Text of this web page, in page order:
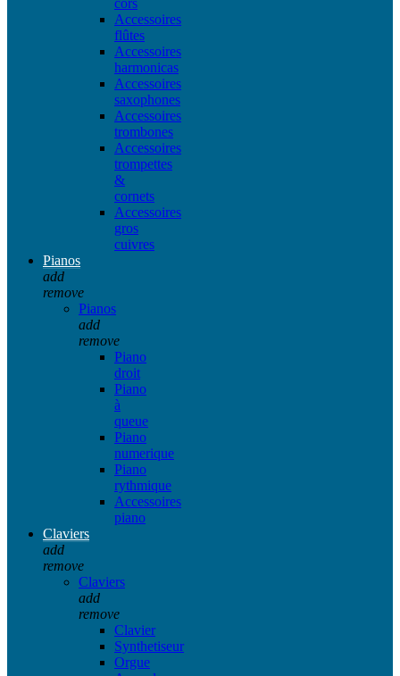
Accessoires
flûtes
Accessoires
harmonicas
Accessoires
saxophones
Accessoires
trombones
Accessoires
trompettes
&
cornets
Accessoires
gros
cuivres
Pianos
add
remove
Pianos
add
remove
Piano
droit
Piano
à
queue
Piano
numerique
Piano
rythmique
Accessoires
piano
Claviers
add
remove
Claviers
add
remove
Clavier
Synthetiseur
Orgue